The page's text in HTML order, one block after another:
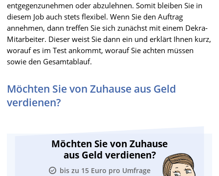
entgegenzunehmen oder abzulehnen. Somit bleiben Sie in
diesem Job auch stets flexibel. Wenn Sie den Auftrag
annehmen, dann treffen Sie sich zunächst mit einem Dekra-
Mitarbeiter. Dieser weist Sie dann ein und erklärt Ihnen kurz,
worauf es im Test ankommt, worauf Sie achten müssen
sowie den Gesamtablauf.
Möchten Sie von Zuhause aus Geld
verdienen?
Möchten Sie von Zuhause
aus Geld verdienen?
bis zu 15 Euro pro Umfrage